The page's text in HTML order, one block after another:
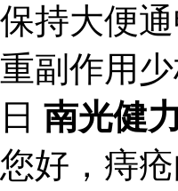
保持大便通
重副作用
日 南光健
您好，痔